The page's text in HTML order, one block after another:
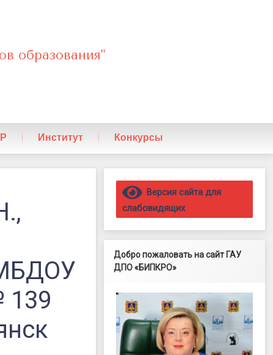
образования"
Институт Конкурсы
139
Правый сайдбар
Версия сайта для
слабовидящих
Добро пожаловать на сайт ГАУ
ДПО «БИПКРО»